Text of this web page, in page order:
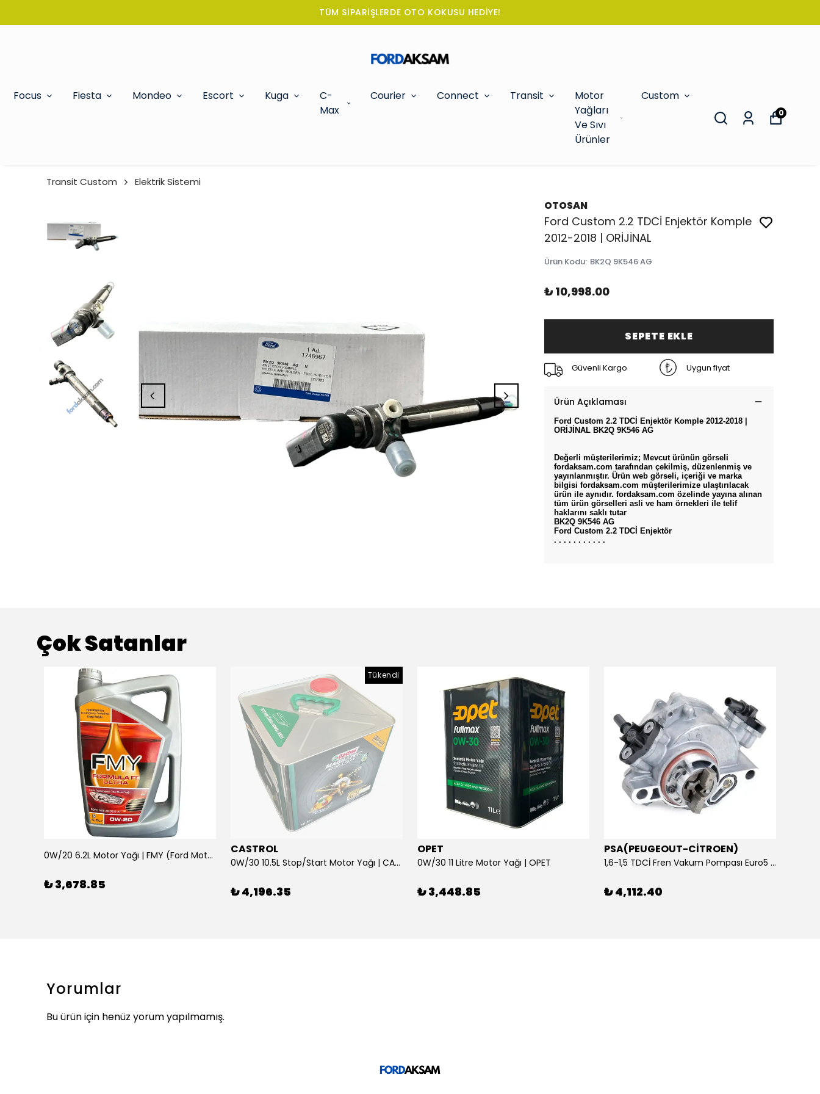
TÜM SİPARİŞLERDE OTO KOKUSU HEDİYE!
Focus Fiesta Mondeo Escort Kuga
C-
Max
Courier Connect Transit
Motor
Yağları
Ve Sıvı
Ürünler
Custom
0
Transit Custom Elektrik Sistemi
OTOSAN
Ford Custom 2.2 TDCİ Enjektör Komple
2012-2018 | ORİJİNAL
Ürün Kodu: BK2Q 9K546 AG
₺ 10,998.00
SEPETE EKLE
Güvenli Kargo Uygun fiyat
Ürün Açıklaması
Ford Custom 2.2 TDCİ Enjektör Komple 2012-2018 |
ORİJİNAL BK2Q 9K546 AG
Değerli müşterilerimiz; Mevcut ürünün görseli
fordaksam.com tarafından çekilmiş, düzenlenmiş ve
yayınlanmıştır. Ürün web görseli, içeriği ve marka
bilgisi fordaksam.com müşterilerimize ulaştırılacak
ürün ile aynıdır. fordaksam.com özelinde yayına alınan
tüm ürün görselleri asli ve ham örnekleri ile telif
haklarını saklı tutar
BK2Q 9K546 AG
Ford Custom 2.2 TDCİ Enjektör
. . . . . . . . . . .
Çok Satanlar
0W/20 6.2L Motor Yağı | FMY (Ford Motor Yağları)
₺ 3,678.85
Tükendi
CASTROL
0W/30 10.5L Stop/Start Motor Yağı | CASTROL
₺ 4,196.35
OPET
0W/30 11 Litre Motor Yağı | OPET
₺ 3,448.85
PSA(PEUGEOUT-CİTROEN)
1,6-1,5 TDCİ Fren Vakum Pompası Euro5 2013-2018 | ORİJİNAL
₺ 4,112.40
Yorumlar
Bu ürün için henüz yorum yapılmamış.